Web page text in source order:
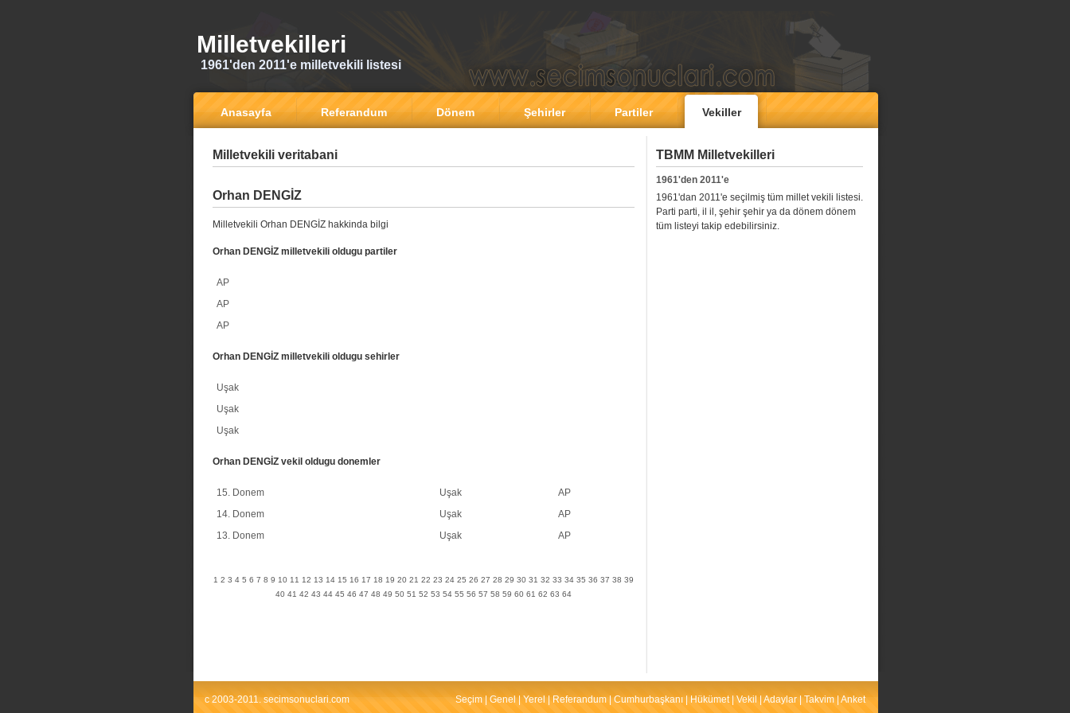
Milletvekilleri
1961'den 2011'e milletvekili listesi
Anasayfa Referandum Dönem Şehirler Partiler Vekiller
Milletvekili veritabani
Orhan DENGİZ
Milletvekili Orhan DENGİZ hakkinda bilgi
Orhan DENGİZ milletvekili oldugu partiler
AP
AP
AP
Orhan DENGİZ milletvekili oldugu sehirler
Uşak
Uşak
Uşak
Orhan DENGİZ vekil oldugu donemler
15. Donem Uşak
AP
14. Donem
Uşak
AP
13. Donem
Uşak AP
1 2 3 4 5 6 7 8 9 10 11 12 13 14 15 16 17 18 19 20 21 22 23 24 25 26 27 28 29 30 31 32 33 34 35 36 37 38 39
40 41 42 43 44 45 46 47 48 49 50 51 52 53 54 55 56 57 58 59 60 61 62 63 64
TBMM Milletvekilleri
1961'den 2011'e
1961'dan 2011'e seçilmiş tüm millet vekili listesi.
Parti parti, il il, şehir şehir ya da dönem dönem
tüm listeyi takip edebilirsiniz.
c 2003-2011. secimsonuclari.com Seçim Genel Yerel Referandum Cumhurbaşkanı Hükümet| Vekil Adaylar Takvim Anket